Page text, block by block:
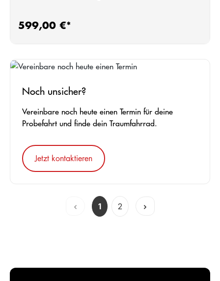
Regulärer Preis:
599,00 €*
Noch unsicher?
Vereinbare noch heute einen Termin für deine
Probefahrt und finde dein Traumfahrrad.
Jetzt kontaktieren
Seite
1 Seite
2